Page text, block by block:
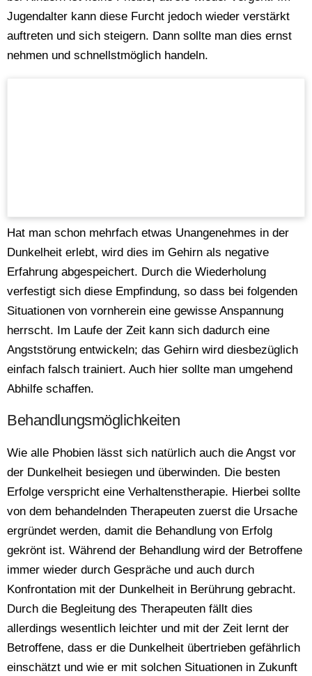
Jugendalter kann diese Furcht jedoch wieder verstärkt
auftreten und sich steigern. Dann sollte man dies ernst
nehmen und schnellstmöglich handeln.
Hat man schon mehrfach etwas Unangenehmes in der
Dunkelheit erlebt, wird dies im Gehirn als negative
Erfahrung abgespeichert. Durch die Wiederholung
verfestigt sich diese Empfindung, so dass bei folgenden
Situationen von vornherein eine gewisse Anspannung
herrscht. Im Laufe der Zeit kann sich dadurch eine
Angststörung entwickeln; das Gehirn wird diesbezüglich
einfach falsch trainiert. Auch hier sollte man umgehend
Abhilfe schaffen.
Behandlungsmöglichkeiten
Wie alle Phobien lässt sich natürlich auch die Angst vor
der Dunkelheit besiegen und überwinden. Die besten
Erfolge verspricht eine Verhaltenstherapie. Hierbei sollte
von dem behandelnden Therapeuten zuerst die Ursache
ergründet werden, damit die Behandlung von Erfolg
gekrönt ist. Während der Behandlung wird der Betroffene
immer wieder durch Gespräche und auch durch
Konfrontation mit der Dunkelheit in Berührung gebracht.
Durch die Begleitung des Therapeuten fällt dies
allerdings wesentlich leichter und mit der Zeit lernt der
Betroffene, dass er die Dunkelheit übertrieben gefährlich
einschätzt und wie er mit solchen Situationen in Zukunft